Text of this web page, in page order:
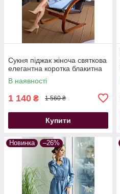
Сукня піджак жіноча святкова
елегантна коротка блакитна
В наявності
1 140 ₴ 1 560 ₴
Купити
Новинка –26%